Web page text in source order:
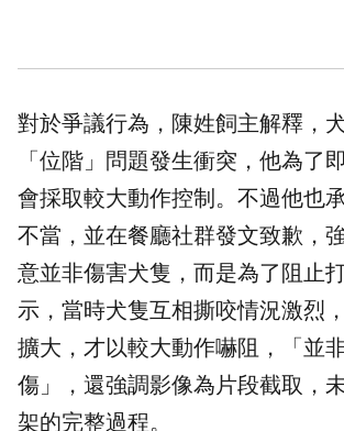
對於爭議行為，陳姓飼主解釋，
「位階」問題發生衝突，他為了
會採取較大動作控制。不過他也
不當，並在餐廳社群發文致歉，
意並非傷害犬隻，而是為了阻止
示，當時犬隻互相撕咬情況激烈
擴大，才以較大動作嚇阻，「並
傷」，還強調影像為片段截取，
架的完整過程。